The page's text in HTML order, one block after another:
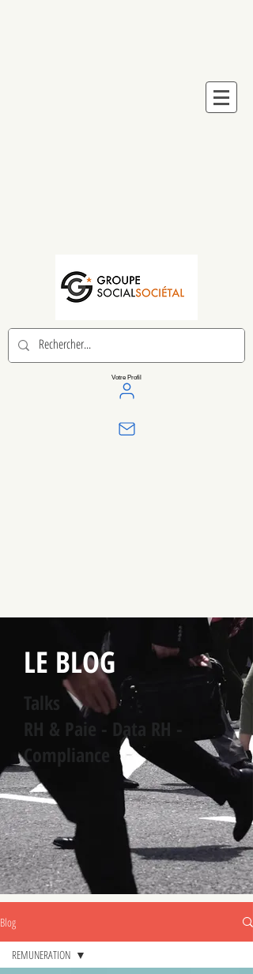
Votre Profil
LE BLOG
Talks
RH & Paie - Data RH -
Compliance
Blog
REMUNERATION